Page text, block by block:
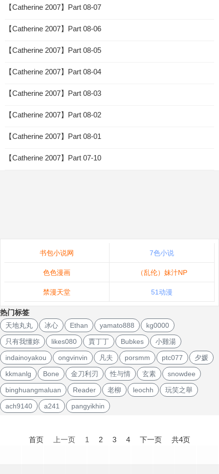
【Catherine 2007】Part 08-07
【Catherine 2007】Part 08-06
【Catherine 2007】Part 08-05
【Catherine 2007】Part 08-04
【Catherine 2007】Part 08-03
【Catherine 2007】Part 08-02
【Catherine 2007】Part 08-01
【Catherine 2007】Part 07-10
书包小说网 7色小说
色色漫画 （乱伦）妹汁NP
禁漫天堂 51动漫
热门标签
天地丸丸 冰心 Ethan yamato888 kg0000
只有我懂妳 likes080 賈丁丁 Bubkes 小雞湯
indainoyakou ongvinvin 凡夫 porsmm ptc077 夕媛
kkmanlg Bone 金刀利刃 性与情 玄素 snowdee
binghuangmaluan Reader 老柳 leochh 玩笑之舉
ach9140 a241 pangyikhin
首页 上一页 1 2 3 4 下一页 共4页